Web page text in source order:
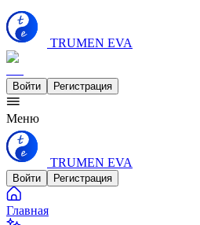
TRUMEN EVA
Войти Регистрация
Меню
TRUMEN EVA
Войти Регистрация
Главная